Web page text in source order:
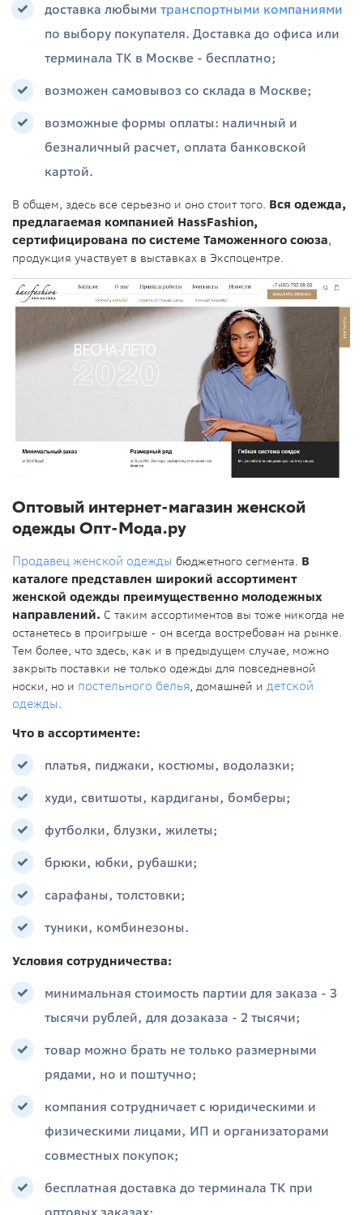
доставка любыми транспортными компаниями
по выбору покупателя. Доставка до офиса или
терминала ТК в Москве - бесплатно;
возможен самовывоз со склада в Москве;
возможные формы оплаты: наличный и
безналичный расчет, оплата банковской
картой.
В общем, здесь все серьезно и оно стоит того. Вся одежда,
предлагаемая компанией HassFashion,
сертифицирована по системе Таможенного союза,
продукция участвует в выставках в Экспоцентре.
Оптовый интернет-магазин женской
одежды Опт-Мода.ру
Продавец женской одежды бюджетного сегмента. В
каталоге представлен широкий ассортимент
женской одежды преимущественно молодежных
направлений. С таким ассортиментов вы тоже никогда не
останетесь в проигрыше - он всегда востребован на рынке.
Тем более, что здесь, как и в предыдущем случае, можно
закрыть поставки не только одежды для повседневной
носки, но и постельного белья, домашней и детской
одежды.
Что в ассортименте:
платья, пиджаки, костюмы, водолазки;
худи, свитшоты, кардиганы, бомберы;
футболки, блузки, жилеты;
брюки, юбки, рубашки;
сарафаны, толстовки;
туники, комбинезоны.
Условия сотрудничества:
минимальная стоимость партии для заказа - 3
тысячи рублей, для дозаказа - 2 тысячи;
товар можно брать не только размерными
рядами, но и поштучно;
компания сотрудничает с юридическими и
физическими лицами, ИП и организаторами
совместных покупок;
бесплатная доставка до терминала ТК при